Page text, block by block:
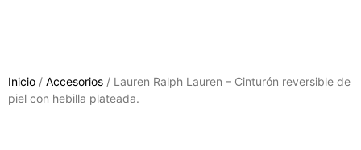
Inicio / Accesorios / Lauren Ralph Lauren – Cinturón reversible de
piel con hebilla plateada.